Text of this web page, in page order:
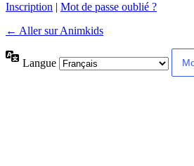
Inscription | Mot de passe oublié ?
← Aller sur Animkids
Langue